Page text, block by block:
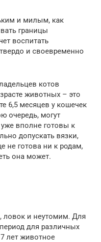
и милым, как
границы
воспитать
и своевременно
котов
животных – это
6,5 месяцев у кошечек
очередь, могут
уже вполне готовы к
допускать вязки,
не готова ни к родам,
она может.
ловок и неутомим. Для
для различных
лет животное